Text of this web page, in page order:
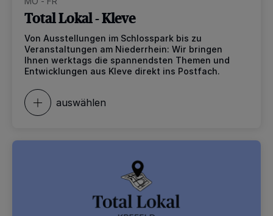
Total Lokal - Kleve
Von Ausstellungen im Schlosspark bis zu
Veranstaltungen am Niederrhein: Wir bringen
Ihnen werktags die spannendsten Themen und
Entwicklungen aus Kleve direkt ins Postfach.
auswählen